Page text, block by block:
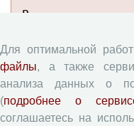
Редакционная
Цели и задачи
Разделы журнала
Рецензирование
Публикационная
Для оптимальной
файлы, а также
анализа данных о
(подробнее о
соглашаетесь на